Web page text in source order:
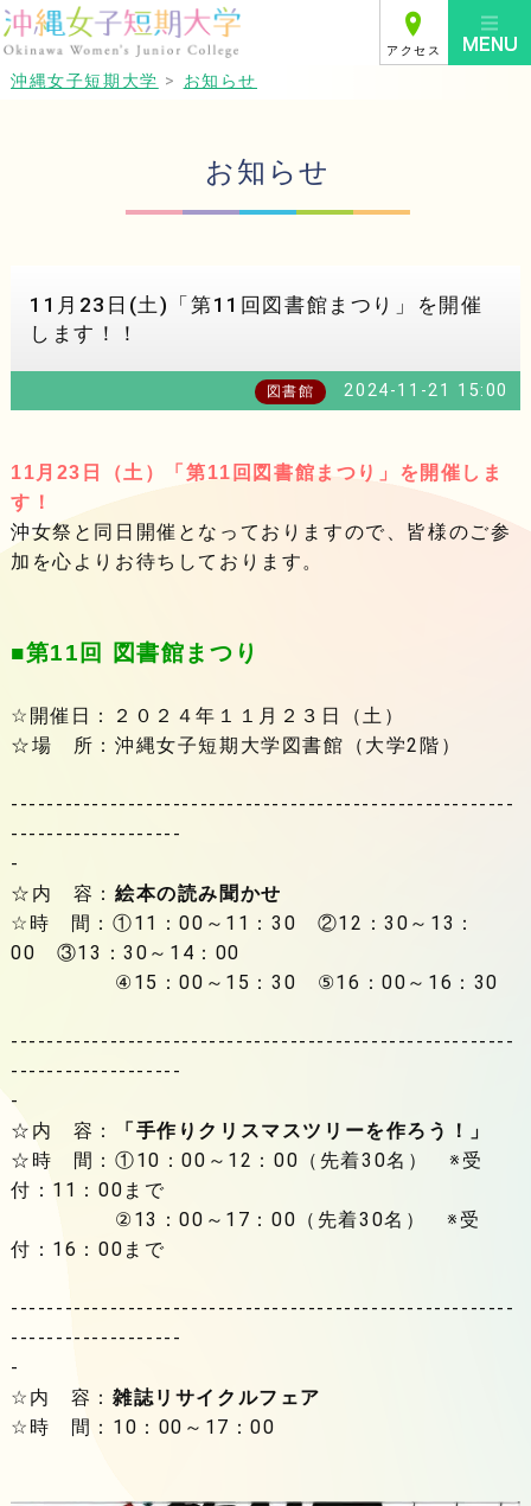
アクセス
沖縄女子短期大学 > お知らせ
お知らせ
11月23日(土)「第11回図書館まつり」を開催
します！！
図書館 2024-11-21 15:00
11月23日（土）「第11回図書館まつり」を開催しま
す！
沖女祭と同日開催となっておりますので、皆様のご参
加を心よりお待ちしております。
■第11回 図書館まつり
☆開催日：２０２４年１１月２３日（土）
☆場 所：沖縄女子短期大学図書館（大学2階）
--------------------------------------------------------
-------------------
☆内 容： 絵本の読み聞かせ
☆時 間：①11：00～11：30 ②12：30～13：
00 ③13：30～14：00
④15：00～15：30 ⑤16：00～16：30
--------------------------------------------------------
-------------------
☆内 容：
「手作りクリスマスツリーを作ろう！」
☆時 間：①10：00～12：00（先着30名） ※受
付：11：00まで
②13：00～17：00（先着30名） ※受
付：16：00まで
--------------------------------------------------------
-------------------
☆内 容： 雑誌リサイクルフェア
☆時 間：10：00～17：00